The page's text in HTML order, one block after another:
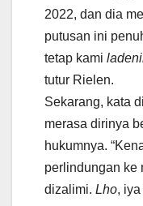
2022, dan dia
putusan ini
tetap kami
tutur Rielen.
Sekarang, kata
merasa dirinya
hukumnya.
perlindungan ke
dizalimi. Lho,